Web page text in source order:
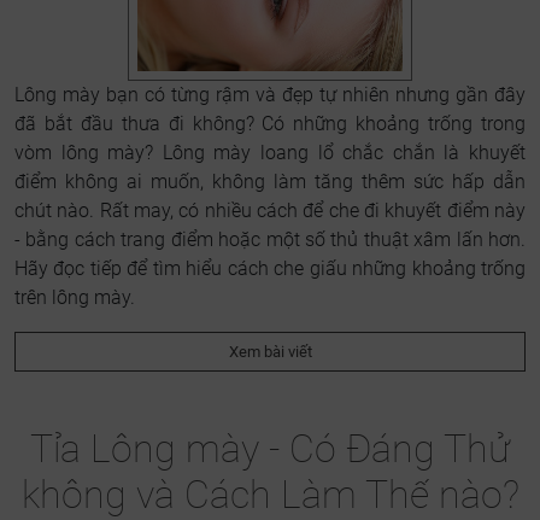
Lông mày bạn có từng rậm và đẹp tự nhiên nhưng gần đây
đã bắt đầu thưa đi không? Có những khoảng trống trong
vòm lông mày? Lông mày loang lổ chắc chắn là khuyết
điểm không ai muốn, không làm tăng thêm sức hấp dẫn
chút nào. Rất may, có nhiều cách để che đi khuyết điểm này
- bằng cách trang điểm hoặc một số thủ thuật xâm lấn hơn.
Hãy đọc tiếp để tìm hiểu cách che giấu những khoảng trống
trên lông mày.
Xem bài viết
Tỉa Lông mày - Có Đáng Thử
không và Cách Làm Thế nào?